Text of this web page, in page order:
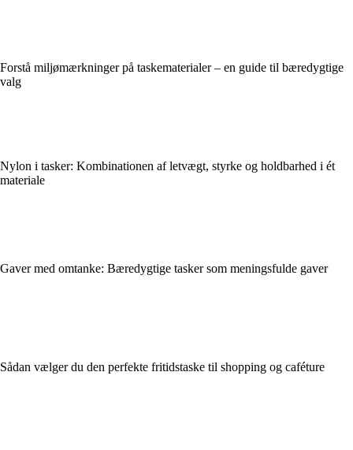
Forstå miljømærkninger på taskematerialer – en guide til bæredygtige
valg
Nylon i tasker: Kombinationen af letvægt, styrke og holdbarhed i ét
materiale
Gaver med omtanke: Bæredygtige tasker som meningsfulde gaver
Sådan vælger du den perfekte fritidstaske til shopping og caféture